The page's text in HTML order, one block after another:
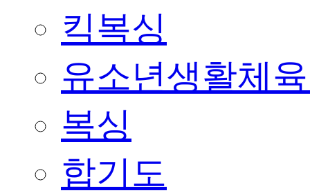
킥복싱
유소년생활체
복싱
합기도